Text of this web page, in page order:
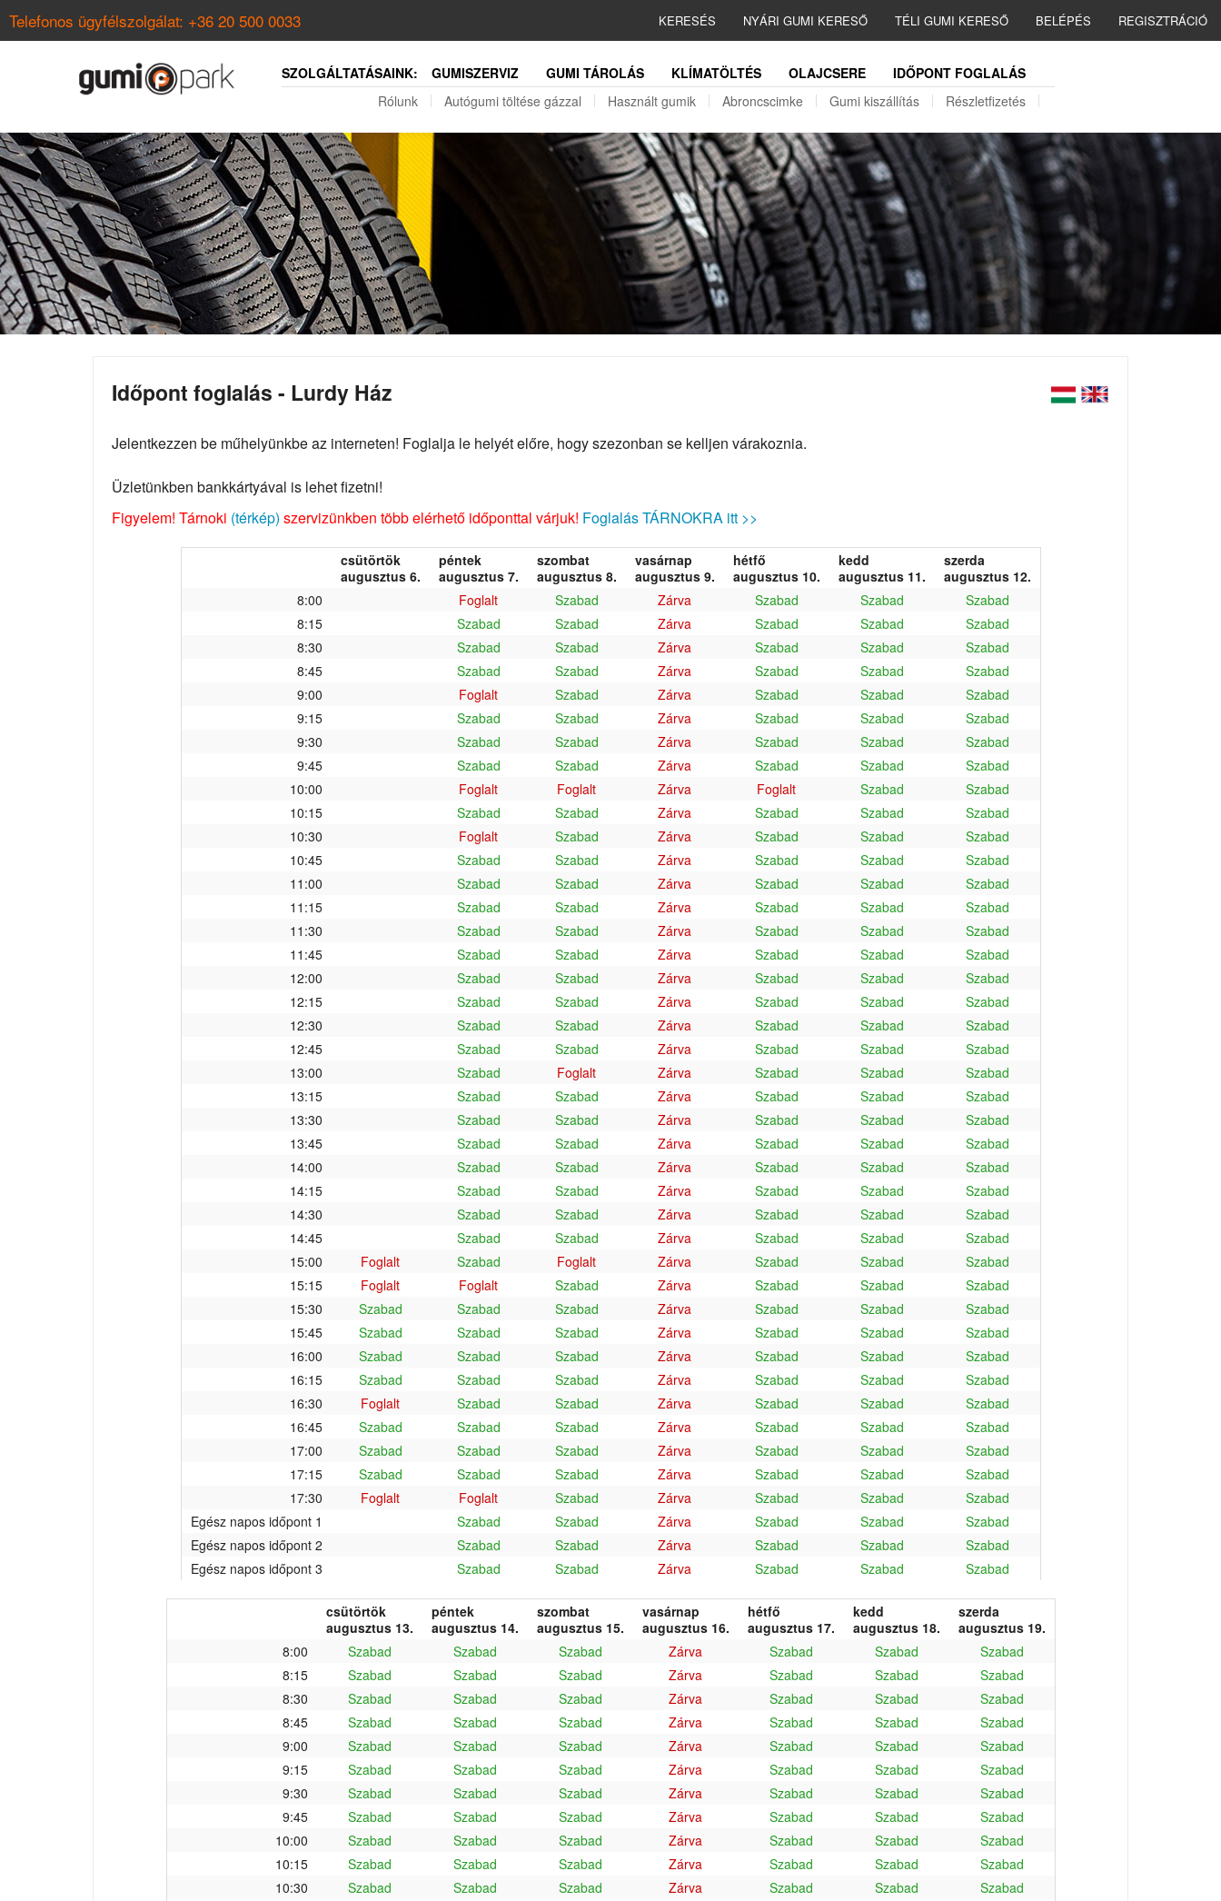
Telefonos ügyfélszolgálat: +36 20 500 0033 KERESÉS NYÁRI GUMI KERESŐ TÉLI GUMI KERESŐ BELÉPÉS REGISZTRÁCIÓ
SZOLGÁLTATÁSAINK: GUMISZERVIZ GUMI TÁROLÁS KLÍMATÖLTÉS OLAJCSERE
IDŐPONT FOGLALÁS
Rólunk
Autógumi töltése gázzal Használt gumik Abroncscimke Gumi kiszállítás Részletfizetés
Időpont foglalás - Lurdy Ház
Jelentkezzen be műhelyünkbe az interneten! Foglalja le helyét előre, hogy szezonban se kelljen várakoznia.
Üzletünkben bankkártyával is lehet fizetni!
Figyelem! Tárnoki (térkép) szervizünkben több elérhető időponttal várjuk! Foglalás TÁRNOKRA itt >>
csütörtök
augusztus 6.
péntek
augusztus 7.
szombat
augusztus 8.
vasárnap
augusztus 9.
hétfő
augusztus 10.
kedd
augusztus 11.
szerda
augusztus 12.
8:00
Foglalt Szabad Zárva Szabad Szabad
Szabad
8:15
Szabad Szabad Zárva Szabad Szabad
Szabad
8:30
Szabad Szabad Zárva Szabad Szabad
Szabad
8:45
Szabad Szabad Zárva Szabad Szabad
Szabad
9:00
Foglalt Szabad Zárva Szabad Szabad
Szabad
9:15
Szabad Szabad Zárva Szabad Szabad
Szabad
9:30
Szabad Szabad Zárva Szabad Szabad
Szabad
9:45
Szabad Szabad Zárva Szabad Szabad
Szabad
10:00
Foglalt Foglalt Zárva Foglalt Szabad
Szabad
10:15
Szabad Szabad Zárva Szabad Szabad
Szabad
10:30
Foglalt Szabad Zárva Szabad Szabad
Szabad
10:45
Szabad Szabad Zárva Szabad Szabad
Szabad
11:00
Szabad Szabad Zárva Szabad Szabad
Szabad
11:15
Szabad Szabad Zárva Szabad Szabad
Szabad
11:30
Szabad Szabad Zárva Szabad Szabad
Szabad
11:45
Szabad Szabad Zárva Szabad Szabad
Szabad
12:00
Szabad Szabad Zárva Szabad Szabad
Szabad
12:15
Szabad Szabad Zárva Szabad Szabad
Szabad
12:30
Szabad Szabad Zárva Szabad Szabad
Szabad
12:45
Szabad Szabad Zárva Szabad Szabad
Szabad
13:00
Szabad Foglalt Zárva Szabad Szabad
Szabad
13:15
Szabad Szabad Zárva Szabad Szabad
Szabad
13:30
Szabad Szabad Zárva Szabad Szabad
Szabad
13:45
Szabad Szabad Zárva Szabad Szabad
Szabad
14:00
Szabad Szabad Zárva Szabad Szabad
Szabad
14:15
Szabad Szabad Zárva Szabad Szabad
Szabad
14:30
Szabad Szabad Zárva Szabad Szabad
Szabad
14:45
Szabad Szabad Zárva Szabad Szabad
Szabad
15:00
Foglalt Szabad Foglalt Zárva Szabad Szabad
Szabad
15:15
Foglalt Foglalt Szabad Zárva Szabad Szabad
Szabad
15:30
Szabad Szabad Szabad Zárva Szabad Szabad
Szabad
15:45
Szabad Szabad Szabad Zárva Szabad Szabad
Szabad
16:00
Szabad Szabad Szabad Zárva Szabad Szabad
Szabad
16:15
Szabad Szabad Szabad Zárva Szabad Szabad
Szabad
16:30
Foglalt Szabad Szabad Zárva Szabad Szabad
Szabad
16:45
Szabad Szabad Szabad Zárva Szabad Szabad
Szabad
17:00
Szabad Szabad Szabad Zárva Szabad Szabad
Szabad
17:15
Szabad Szabad Szabad Zárva Szabad Szabad
Szabad
17:30
Foglalt Foglalt Szabad Zárva Szabad Szabad
Szabad
Egész napos időpont 1
Szabad Szabad Zárva Szabad Szabad
Szabad
Egész napos időpont 2
Szabad Szabad Zárva Szabad Szabad
Szabad
Egész napos időpont 3
Szabad Szabad Zárva Szabad Szabad Szabad
csütörtök
augusztus 13.
péntek
augusztus 14.
szombat
augusztus 15.
vasárnap
augusztus 16.
hétfő
augusztus 17.
kedd
augusztus 18.
szerda
augusztus 19.
8:00
Szabad Szabad Szabad Zárva Szabad Szabad
Szabad
8:15
Szabad Szabad Szabad Zárva Szabad Szabad
Szabad
8:30
Szabad Szabad Szabad Zárva Szabad Szabad
Szabad
8:45
Szabad Szabad Szabad Zárva Szabad Szabad
Szabad
9:00
Szabad Szabad Szabad Zárva Szabad Szabad
Szabad
9:15
Szabad Szabad Szabad Zárva Szabad Szabad
Szabad
9:30
Szabad Szabad Szabad Zárva Szabad Szabad
Szabad
9:45
Szabad Szabad Szabad Zárva Szabad Szabad
Szabad
10:00
Szabad Szabad Szabad Zárva Szabad Szabad
Szabad
10:15
Szabad Szabad Szabad Zárva Szabad Szabad
Szabad
10:30
Szabad Szabad Szabad Zárva Szabad Szabad
Szabad